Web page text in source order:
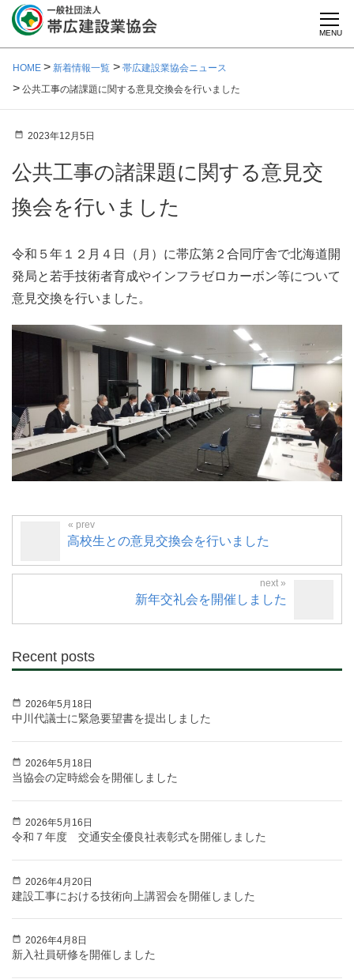
MENU
HOME 新着情報一覧
帯広建設業協会ニュース
公共工事の諸課題に関する意見交換会を行いました
2023年12月5日
公共工事の諸課題に関する意見交
換会を行いました
令和５年１２月４日（月）に帯広第２合同庁舎で北海道開
発局と若手技術者育成やインフラゼロカーボン等について
意見交換を行いました。
高校生との意見交換会を行いました
新年交礼会を開催しました
Recent posts
2026年5月18日
中川代議士に緊急要望書を提出しました
2026年5月18日
当協会の定時総会を開催しました
2026年5月16日
令和７年度 交通安全優良社表彰式を開催しました
2026年4月20日
建設工事における技術向上講習会を開催しました
2026年4月8日
新入社員研修を開催しました